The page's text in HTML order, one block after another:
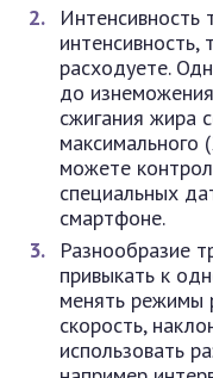
Интенсивность
расходуете.
до
сжигания жира
максимального
можете
специальных
смартфоне.
Разнообразие
привыкать к
менять режимы
скорость,
использовать